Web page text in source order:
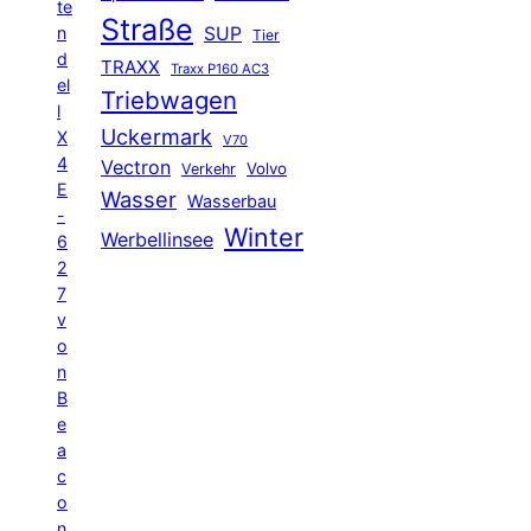
te
n
d
el
l
X
4
E
-
6
2
7
v
o
n
B
e
a
c
o
Straße SUP Tier
TRAXX Traxx P160 AC3
Triebwagen
Uckermark V70
Vectron Verkehr Volvo
Wasser Wasserbau
Werbellinsee Winter